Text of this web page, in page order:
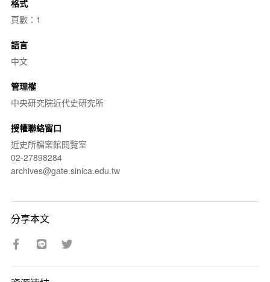
格式
頁數：1
語言
中文
管理權
中央研究院近代史研究所
授權聯絡窗口
近史所檔案館閱覽室
02-27898284
archives@gate.sinica.edu.tw
分享本文